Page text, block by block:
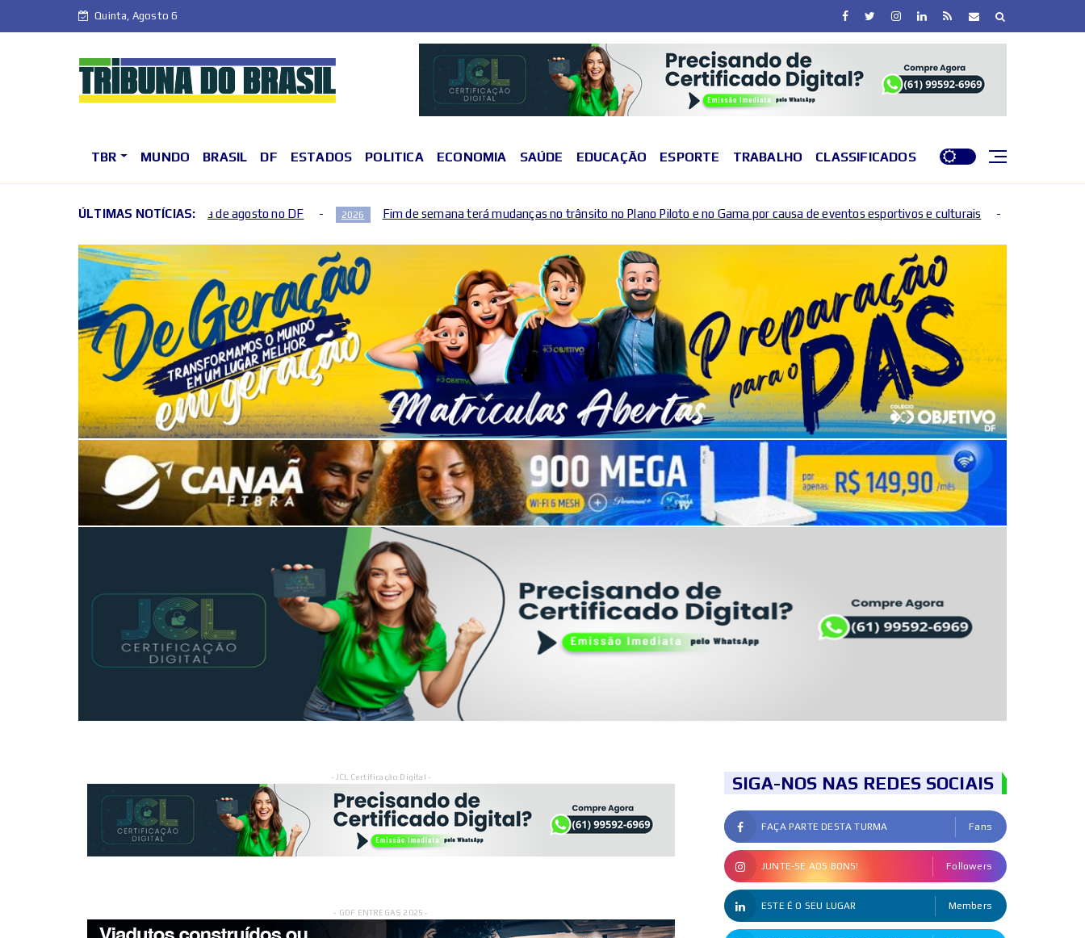
Quinta, Agosto 6
TBR MUNDO BRASIL DF ESTADOS POLITICA ECONOMIA SAÚDE EDUCAÇÃO ESPORTE TRABALHO CLASSIFICADOS
ÚLTIMAS NOTÍCIAS:
fim de semana de agosto no DF 2026 Fim de semana terá mudanças no trânsito no Plano Piloto e no Gama por causa de eventos esportivos e culturais 2026 DF entra em nível de
- JCL Certificação Digital -
- GDF ENTREGAS 2025 -
SIGA-NOS NAS REDES SOCIAIS
FAÇA PARTE DESTA TURMA Fans
JUNTE-SE AOS BONS! Followers
ESTE É O SEU LUGAR Members